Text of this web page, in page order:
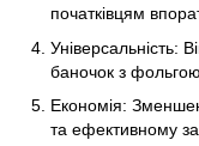
початківцям
Універсальність:
баночок з
Економія:
та ефективному